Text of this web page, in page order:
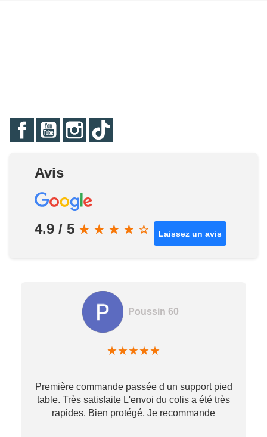
FacebookYouTubeInstagram
Avis
4.9 / 5 ★ ★ ★ ★ ☆ Laissez un avis
Poussin 60
★★★★★
Première commande passée d un support pied
table. Très satisfaite L'envoi du colis a été très
rapides. Bien protégé, Je recommande